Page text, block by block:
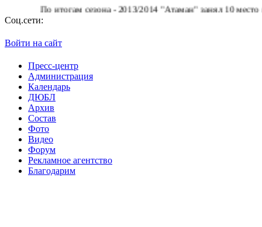
По итогам сезона - 2013/2014 "Атаман" занял 10 место в
Соц.сети:
Войти на сайт
Пресс-центр
Администрация
Календарь
ДЮБЛ
Архив
Состав
Фото
Видео
Форум
Рекламное агентство
Благодарим